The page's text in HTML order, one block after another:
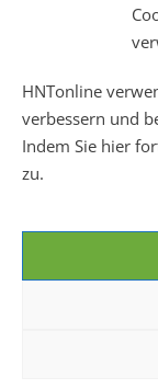
HNTonline
verbessern und
Indem Sie hier
zu.
Mo + Mi 16:00 –
Mo – Fr 08:00 –
Sa + So 10:00 –